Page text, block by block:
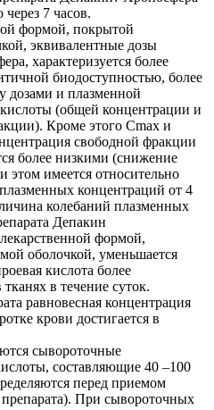
7 часов.
формой, покрытой
эквивалентные дозы
характеризуется более
биодоступностью, более
дозами и плазменной
(общей концентрации и
Кроме этого Сmax и
свободной фракции
более низкими (снижение
этом имеется относительно
концентраций от 4
колебаний плазменных
Депакин
формой,
оболочкой, уменьшается
кислота более
в течение суток.
равновесная концентрация
крови достигается в
сывороточные
составляющие 40 –100
перед приемом
При сывороточных